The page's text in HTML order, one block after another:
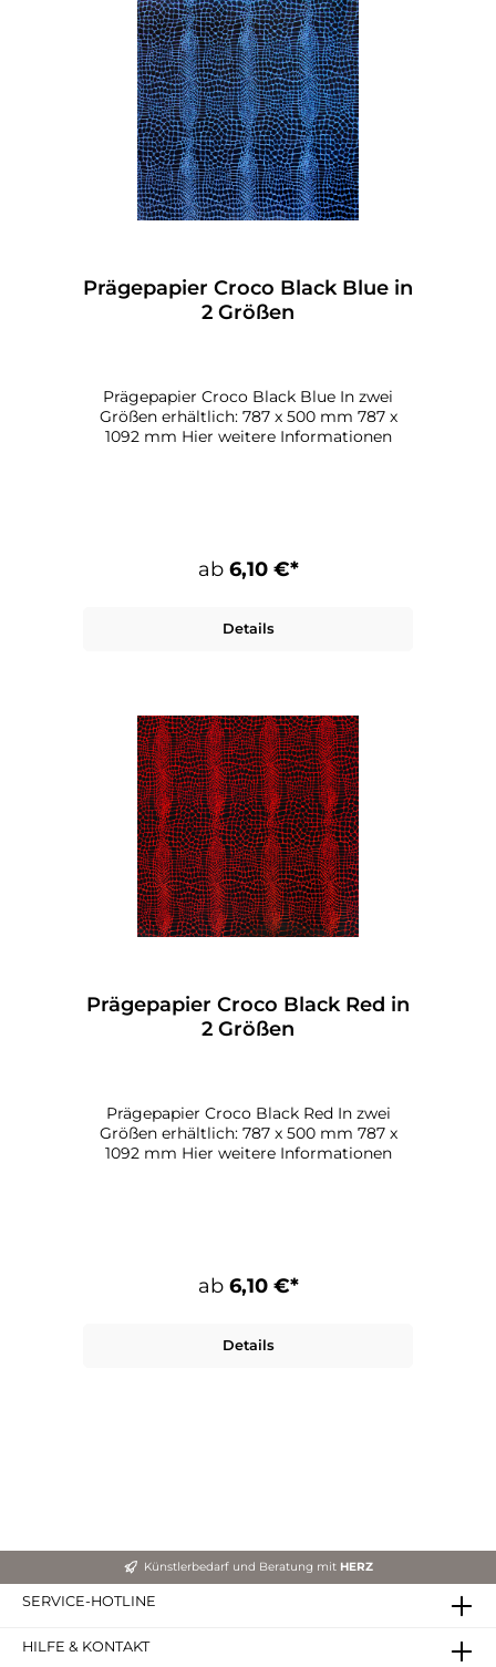
Prägepapier Croco Black Blue in
2 Größen
Prägepapier Croco Black Blue In zwei
Größen erhältlich: 787 x 500 mm 787 x
1092 mm Hier weitere Informationen
ab 6,10 €*
Details
Prägepapier Croco Black Red in
2 Größen
Prägepapier Croco Black Red In zwei
Größen erhältlich: 787 x 500 mm 787 x
1092 mm Hier weitere Informationen
ab 6,10 €*
Details
Künstlerbedarf und Beratung mitHERZ
SERVICE-HOTLINE
HILFE & KONTAKT